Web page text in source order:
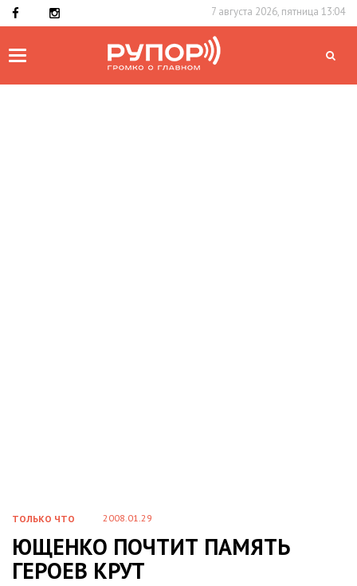
7 августа 2026, пятница 13:04
Toggle
ТОЛЬКО ЧТО 2008.01.29
ЮЩЕНКО ПОЧТИТ ПАМЯТЬ
ГЕРОЕВ КРУТ